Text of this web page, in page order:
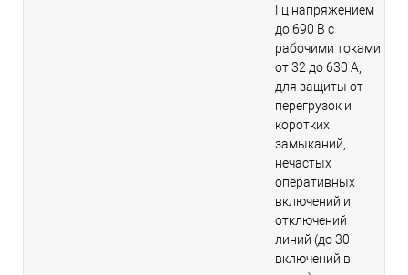
Гц напряжением
до 690 В с
рабочими токами
от 32 до 630 А,
для защиты от
перегрузок и
коротких
замыканий,
нечастых
оперативных
включений и
отключений
линий (до 30
включений в